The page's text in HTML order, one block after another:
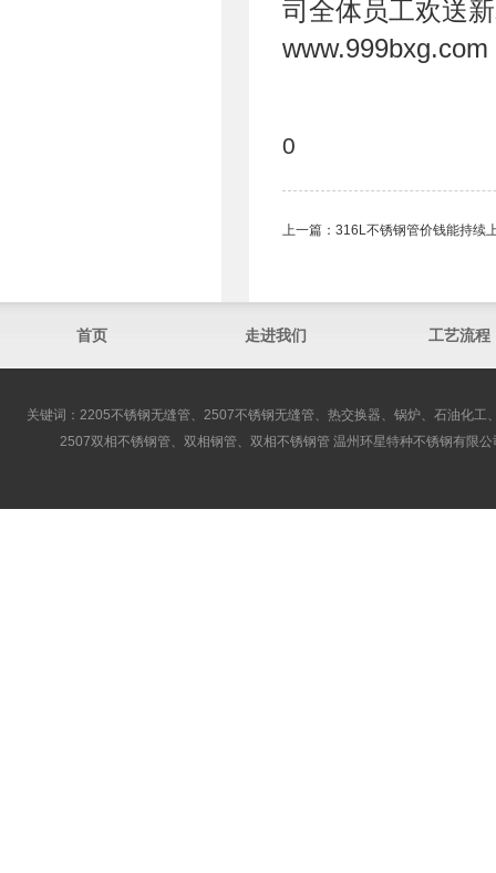
司全体员工欢送
www.999bxg.com
0
上一篇： 316L不锈钢管价钱能持续
首页 走进我们 工艺流程
关键词：2205不锈钢无缝管、2507不锈钢无缝管、热交换器、锅炉、石油化
2507双相不锈钢管、双相钢管、双相不锈钢管 温州环星特种不锈钢有限